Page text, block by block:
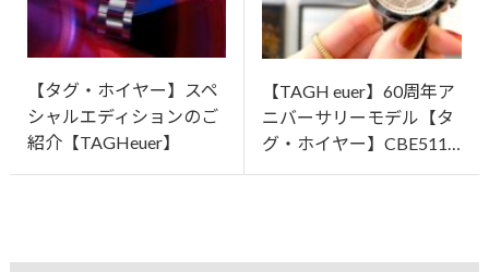
【タグ・ホイヤー】スペ
シャルエディションのご
紹介【TAGHeuer】
【TAGH euer】60周年ア
ニバーサリーモデル【タ
グ・ホイヤー】CBE511…